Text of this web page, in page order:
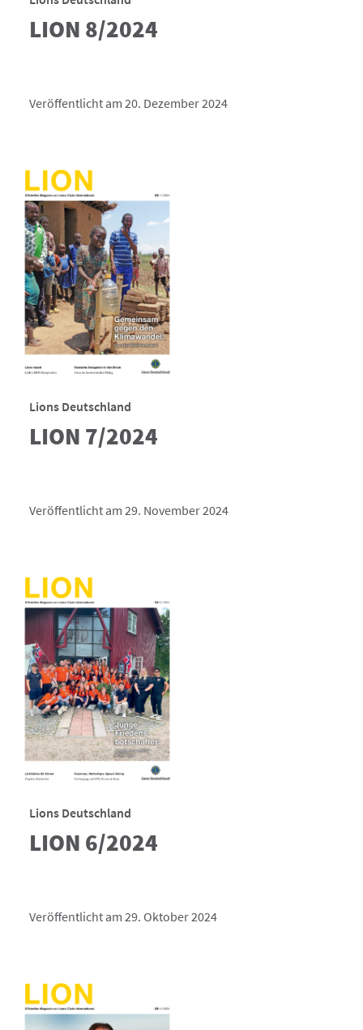
LION 8/2024
Veröffentlicht am 20. Dezember 2024
Lions Deutschland
LION 7/2024
Veröffentlicht am 29. November 2024
Lions Deutschland
LION 6/2024
Veröffentlicht am 29. Oktober 2024